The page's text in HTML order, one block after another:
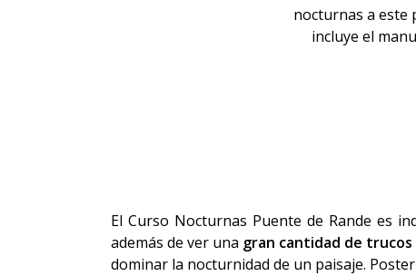
nocturnas a este
incluye el
El Curso Nocturnas Puente de Rande es
además de ver una gran cantidad de
dominar la nocturnidad de un paisaje.